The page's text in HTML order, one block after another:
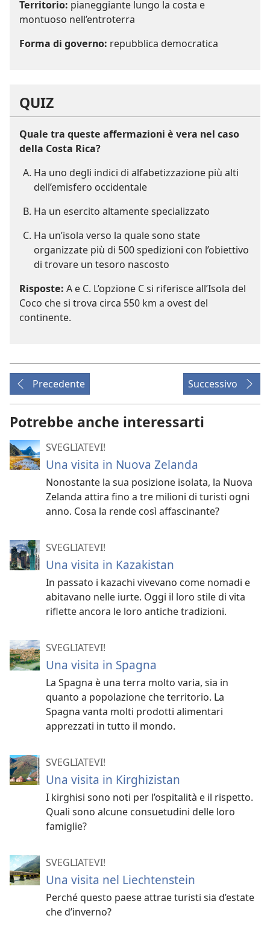
Territorio: pianeggiante lungo la costa e
montuoso nell’entroterra
Forma di governo: repubblica democratica
QUIZ
Quale tra queste affermazioni è vera nel caso
della Costa Rica?
Ha uno degli indici di alfabetizzazione più alti
dell’emisfero occidentale
Ha un esercito altamente specializzato
Ha un’isola verso la quale sono state
organizzate più di 500 spedizioni con l’obiettivo
di trovare un tesoro nascosto
Risposte: A e C. L’opzione C si riferisce all’Isola del
Coco che si trova circa 550 km a ovest del
continente.
Precedente Successivo
Potrebbe anche interessarti
SVEGLIATEVI!
Una visita in Nuova Zelanda
Nonostante la sua posizione isolata, la Nuova
Zelanda attira fino a tre milioni di turisti ogni
anno. Cosa la rende così affascinante?
SVEGLIATEVI!
Una visita in Kazakistan
In passato i kazachi vivevano come nomadi e
abitavano nelle iurte. Oggi il loro stile di vita
riflette ancora le loro antiche tradizioni.
SVEGLIATEVI!
Una visita in Spagna
La Spagna è una terra molto varia, sia in
quanto a popolazione che territorio. La
Spagna vanta molti prodotti alimentari
apprezzati in tutto il mondo.
SVEGLIATEVI!
Una visita in Kirghizistan
I kirghisi sono noti per l’ospitalità e il rispetto.
Quali sono alcune consuetudini delle loro
famiglie?
SVEGLIATEVI!
Una visita nel Liechtenstein
Perché questo paese attrae turisti sia d’estate
che d’inverno?